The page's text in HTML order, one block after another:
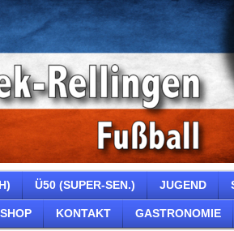
Ü50 (SUPER-SEN.) JUGEND
KONTAKT GASTRONOMIE